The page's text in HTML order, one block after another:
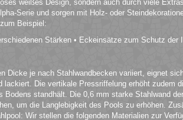
weißes Design, sondern auch durch viele
Serie und sorgen mit Holz- oder
Beispiel:
Stärken • Eckeinsätze zum Schutz der
Dicke je nach Stahlwandbecken variiert, eignet
Die vertikale Pressriffelung erhöht zudem
standhält. Die 0,6 mm starke Stahlwand
um die Langlebigkeit des Pools zu erhöhen.
Wir stellen die folgenden Materialien zur